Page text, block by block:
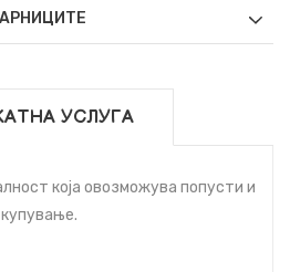
УСЛУГА
која овозможува попусти и